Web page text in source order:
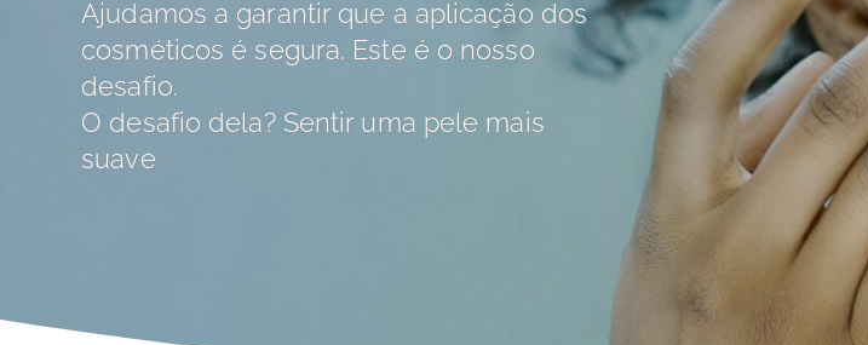
Ajudamos a garantir que a aplicação dos
cosméticos é segura. Este é o nosso
desafio.
O desafio dela? Sentir uma pele mais
suave